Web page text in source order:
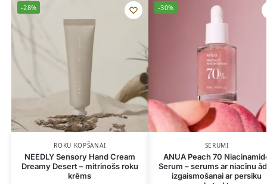
-28%
ROKU KOPŠANAI
NEEDLY Sensory Hand Cream
Dreamy Desert – mitrinošs roku
krēms
-30%
SERUMI
ANUA Peach 70
Serum – serums ar niacīnu
izgaismošanai ar persiku